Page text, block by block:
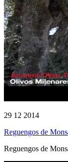
29 12 2014
Reguengos de
Reguengos de